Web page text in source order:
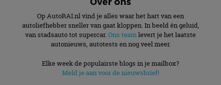
Op AutoRAI.nl vind je alles waar het hart van een
autoliefhebber sneller van gaat kloppen. In beeld én geluid,
van stadsauto tot supercar. Ons teamlevert je het laatste
autonieuws, autotests en nog veel meer.
Elke week de populairste blogs in je mailbox?
Meld je aan voor de nieuwsbrief!